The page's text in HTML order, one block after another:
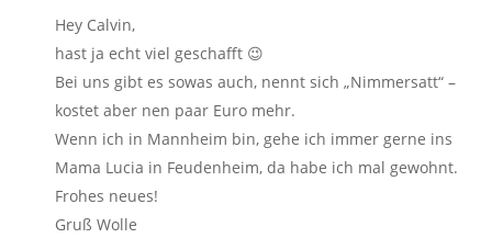
Hey Calvin,
hast ja echt viel geschafft 😉
Bei uns gibt es sowas auch, nennt sich „Nimmersatt“ –
kostet aber nen paar Euro mehr.
Wenn ich in Mannheim bin, gehe ich immer gerne ins
Mama Lucia in Feudenheim, da habe ich mal gewohnt.
Frohes neues!
Gruß Wolle